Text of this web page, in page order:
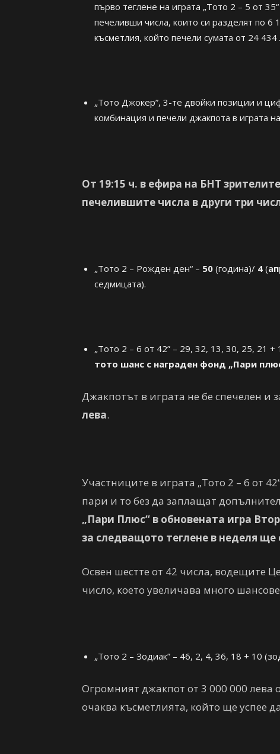
първо теглене на играта „Тото 2 – 5 от
печеливши числа, които си разделят по 6
късметлия, който печели сумата от 24 434
„Тото Джокер”, 3-те двойки позиции и
комбинация и печели джакпота в играта
От 19:15 ч. в ефира на БНТ
печелившите числа в други три
„Тото 2 – Рожден ден“ – 50 (година)/ 4 (
седмицата).
„Тото 2 – 6 от 42” – 29, 32, 13, 30, 25, 21 +
тото шанс с награден фонд „Пари
Джакпотът в играта не бе спечелен и
лева.
Участниците в играта „Тото 2 – 6 от
пари и то без да заплащат
„Пари Плюс“ в обновената игра
за следващото теглене в неделя ще
Освен шестте от 42 числа, водещите
число, което увеличава много
„Тото 2 – Зодиак” – 46, 2, 4, 36, 18 + 10
Огромният джакпот от 3 000 000
очаква късметлията, който ще успее